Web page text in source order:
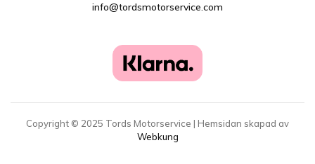
info@tordsmotorservice.com
Copyright © 2025 Tords Motorservice | Hemsidan skapad av
Webkung